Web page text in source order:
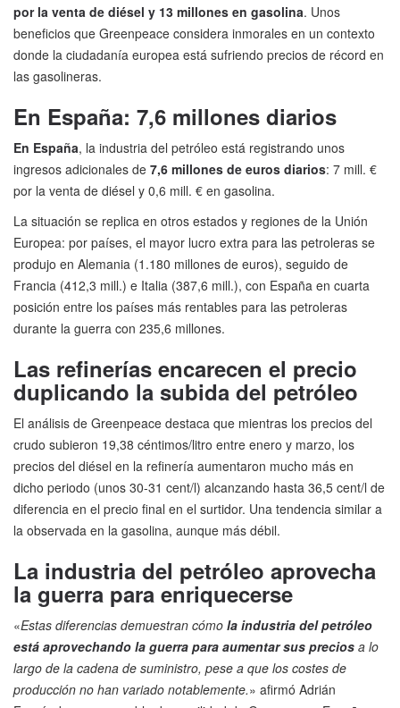
por la venta de diésel y 13 millones en gasolina. Unos
beneficios que Greenpeace considera inmorales en un contexto
donde la ciudadanía europea está sufriendo precios de récord en
las gasolineras.
En España: 7,6 millones diarios
En España, la industria del petróleo está registrando unos
ingresos adicionales de 7,6 millones de euros diarios: 7 mill. €
por la venta de diésel y 0,6 mill. € en gasolina.
La situación se replica en otros estados y regiones de la Unión
Europea: por países, el mayor lucro extra para las petroleras se
produjo en Alemania (1.180 millones de euros), seguido de
Francia (412,3 mill.) e Italia (387,6 mill.), con España en cuarta
posición entre los países más rentables para las petroleras
durante la guerra con 235,6 millones.
Las refinerías encarecen el precio
duplicando la subida del petróleo
El análisis de Greenpeace destaca que mientras los precios del
crudo subieron 19,38 céntimos/litro entre enero y marzo, los
precios del diésel en la refinería aumentaron mucho más en
dicho periodo (unos 30-31 cent/l) alcanzando hasta 36,5 cent/l de
diferencia en el precio final en el surtidor. Una tendencia similar a
la observada en la gasolina, aunque más débil.
La industria del petróleo aprovecha
la guerra para enriquecerse
«Estas diferencias demuestran cómo la industria del petróleo
está aprovechando la guerra para aumentar sus precios a lo
largo de la cadena de suministro, pese a que los costes de
producción no han variado notablemente.» afirmó Adrián